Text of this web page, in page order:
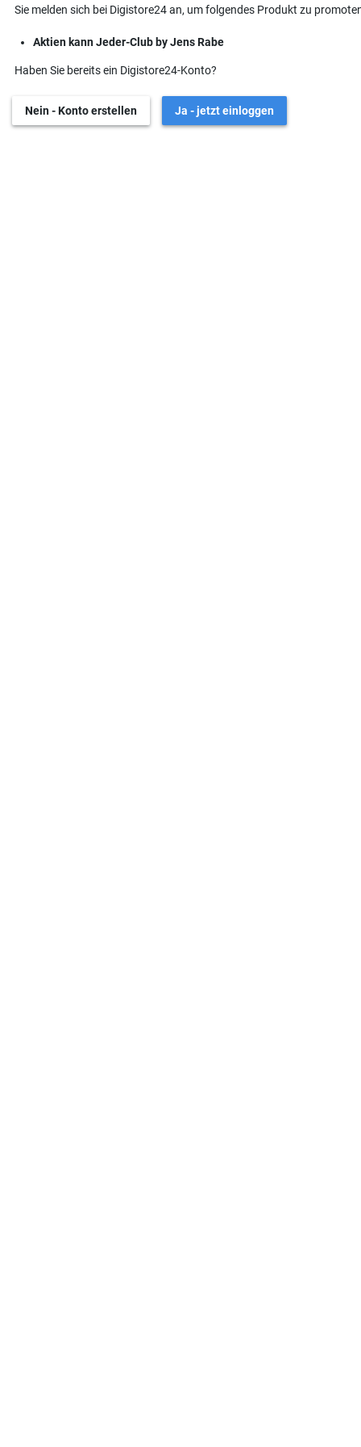
Sie melden sich bei Digistore24 an, um folgendes Produkt zu
Aktien kann Jeder-Club by Jens Rabe
Haben Sie bereits ein Digistore24-Konto?
Nein - Konto erstellen Ja - jetzt einloggen